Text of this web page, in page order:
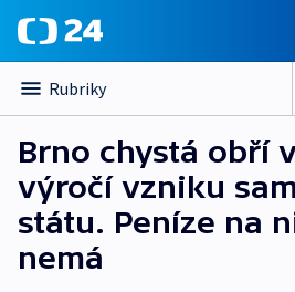
Rubriky
Brno chystá obří
výročí vzniku
státu. Peníze na
nemá